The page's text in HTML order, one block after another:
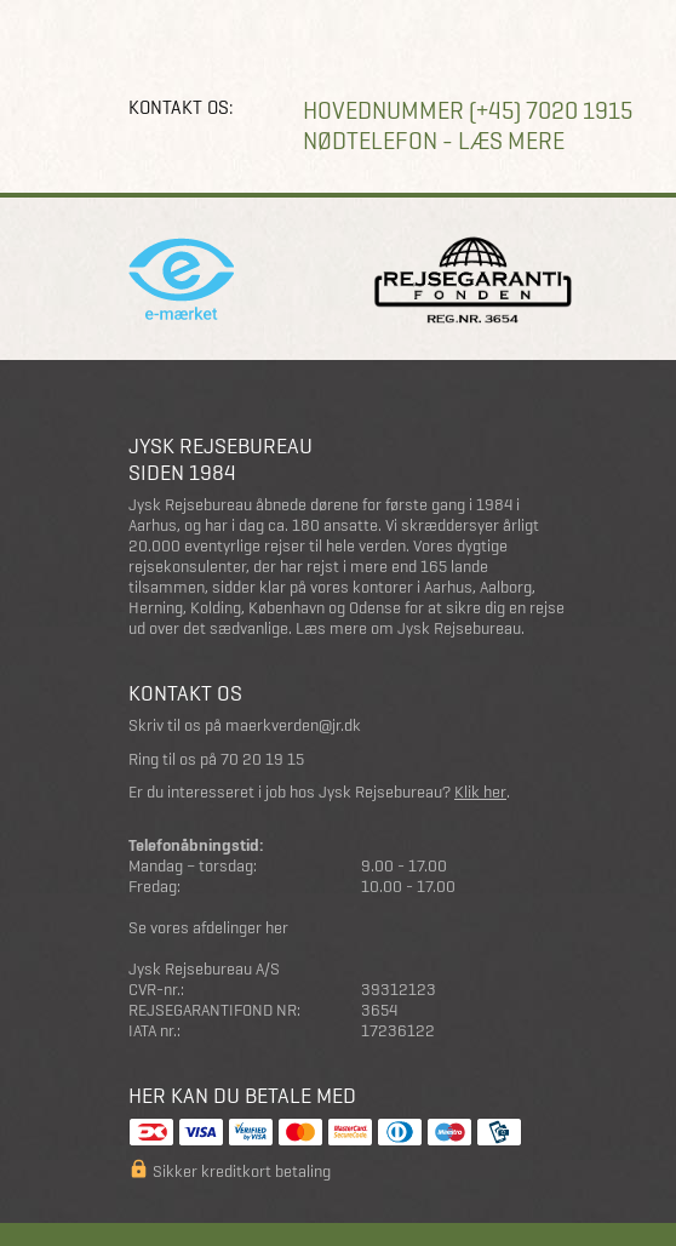
KONTAKT OS:
HOVEDNUMMER (+45) 7020 1915
NØDTELEFON - LÆS MERE
JYSK REJSEBUREAU
SIDEN 1984
Jysk Rejsebureau åbnede dørene for første gang i 1984 i
Aarhus, og har i dag ca. 180 ansatte. Vi skræddersyer årligt
20.000 eventyrlige rejser til hele verden. Vores dygtige
rejsekonsulenter, der har rejst i mere end 165 lande
tilsammen, sidder klar på vores kontorer i Aarhus, Aalborg,
Herning, Kolding, København og Odense for at sikre dig en rejse
ud over det sædvanlige. Læs mere om Jysk Rejsebureau.
KONTAKT OS
Skriv til os på maerkverden@jr.dk
Ring til os på 70 20 19 15
Er du interesseret i job hos Jysk Rejsebureau? Klik her.
Telefonåbningstid:
Mandag – torsdag:
9.00 - 17.00
Fredag:
10.00 - 17.00
Se vores afdelinger her
Jysk Rejsebureau A/S
CVR-nr.:
39312123
REJSEGARANTIFOND NR:
3654
IATA nr.:
17236122
HER KAN DU BETALE MED
Sikker kreditkort betaling